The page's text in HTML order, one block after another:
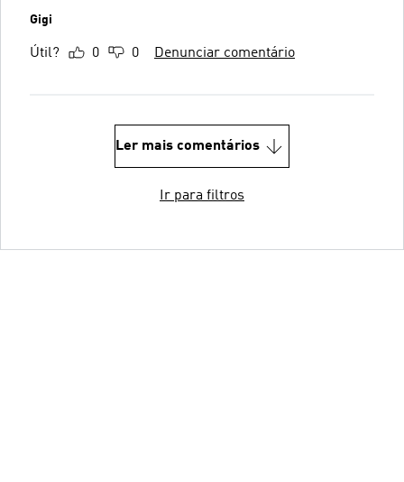
Gigi
Útil? 0 0 Denunciar comentário
Ler mais comentários
Ir para filtros